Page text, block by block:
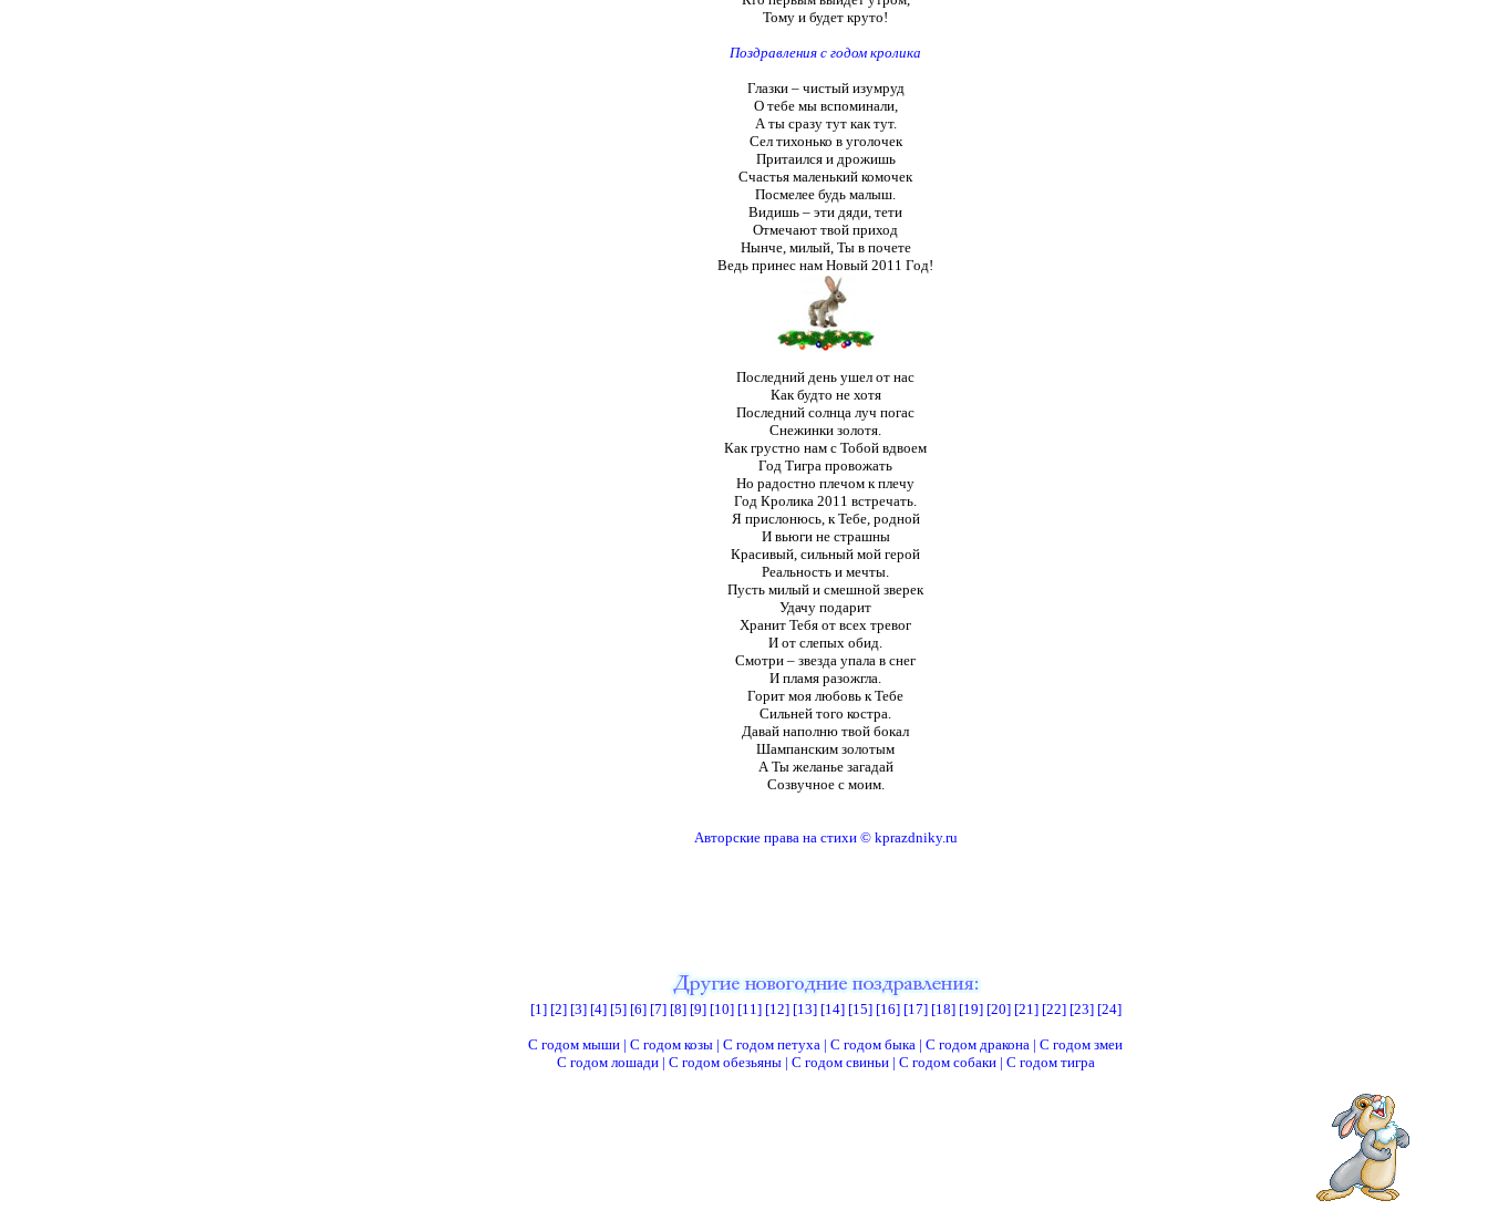
Тому и будет круто!
Поздравления с годом кролика
Глазки – чистый изумруд
О тебе мы вспоминали,
А ты сразу тут как тут.
Сел тихонько в уголочек
Притаился и дрожишь
Счастья маленький комочек
Посмелее будь малыш.
Видишь – эти дяди, тети
Отмечают твой приход
Нынче, милый, Ты в почете
Ведь принес нам Новый 2011 Год!
Последний день ушел от нас
Как будто не хотя
Последний солнца луч погас
Снежинки золотя.
Как грустно нам с Тобой вдвоем
Год Тигра провожать
Но радостно плечом к плечу
Год Кролика 2011 встречать.
Я прислонюсь, к Тебе, родной
И вьюги не страшны
Красивый, сильный мой герой
Реальность и мечты.
Пусть милый и смешной зверек
Удачу подарит
Хранит Тебя от всех тревог
И от слепых обид.
Смотри – звезда упала в снег
И пламя разожгла.
Горит моя любовь к Тебе
Сильней того костра.
Давай наполню твой бокал
Шампанским золотым
А Ты желанье загадай
Созвучное с моим.
Авторские права на стихи © kprazdniky.ru
[1] [2] [3] [4] [5] [6] [7] [8] [9] [10] [11] [12] [13] [14] [15] [16] [17] [18] [19] [20] [21] [22] [23] [24]
С годом мыши | С годом козы | С годом петуха | С годом быка | С годом дракона | С годом змеи
С годом лошади| С годом обезьяны| С годом свиньи | С годом собаки | С годом тигра